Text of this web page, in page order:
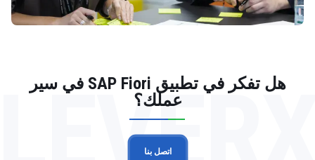
هل تفكر في تطبيق SAP Fiori في سير
عملك؟
اتصل بنا